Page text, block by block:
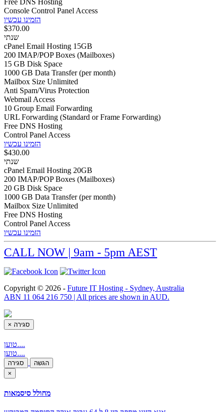
Console Control Panel Access
הזמינו עכשיו
$370.00
שנתי
cPanel Email Hosting 15GB
200 IMAP/POP Boxes (Mailboxes)
15 GB Disk Space
1000 GB Data Transfer (per month)
Mailbox Size Unlimited
Anti Spam/Virus Protection
Webmail Access
10 Group Email Forwarding
URL Forwarding (Standard or Frame Forwarding)
Free DNS Hosting
Control Panel Access
הזמינו עכשיו
$430.00
שנתי
cPanel Email Hosting 20GB
200 IMAP/POP Boxes (Mailboxes)
20 GB Disk Space
1000 GB Data Transfer (per month)
Mailbox Size Unlimited
Free DNS Hosting
Control Panel Access
הזמינו עכשיו
CALL NOW | 9am - 5pm AEST
Copyright © 2026 - Future IT Hosting - Sydney, Australia
ABN 11 064 216 750 | All prices are shown in AUD.
× סגירה
טוען....
טוען....
סגירה
הגשה
×
מחולל סיסמאות